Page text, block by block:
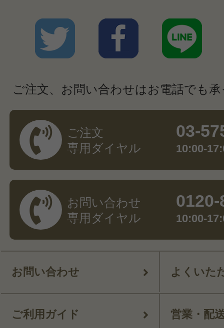
ご注文、お問い合わせはお電話でも
ご注文
専用ダイヤル
03-
10:00-
お問い合わせ
専用ダイヤル
10:00-
お問い合わせ よくいた
ご利用ガイド 営業・配